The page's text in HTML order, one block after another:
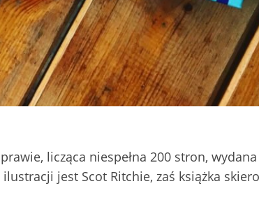
licząca niespełna 200 stron,
jest Scot Ritchie, zaś książka